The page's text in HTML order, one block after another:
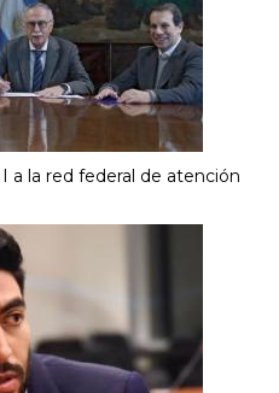
a la red federal de atención